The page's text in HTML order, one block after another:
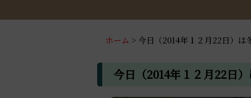
ホーム > 今日（2014年１２月22日）は
今日（2014年１２月22日